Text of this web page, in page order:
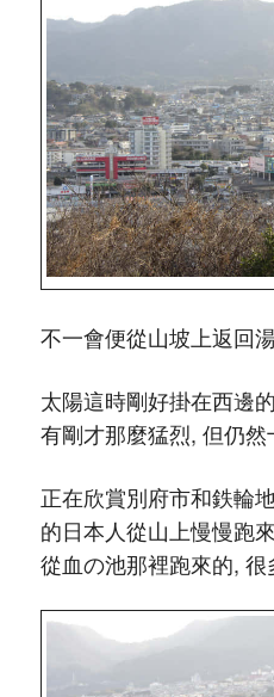
不一會便從山坡上返回
太陽這時剛好掛在西邊
有剛才那麼猛烈, 但仍然
正在欣賞別府市和鉄輪
的日本人從山上慢慢跑
從血の池那裡跑來的, 很